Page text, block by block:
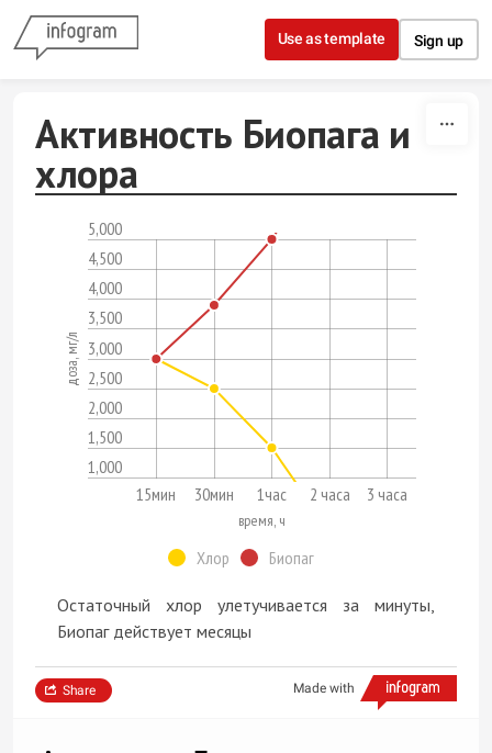
Skip to content
Use as template Sign up
Активность Биопага и
хлора
1,000
1,500
2,000
2,500
3,000
3,500
4,000
4,500
5,000
15мин 30мин 1час 2 часа 3 часа
доза, мг/л
время, ч
Хлор Биопаг
Остаточный хлор улетучивается за минуты,
Биопаг действует месяцы
Made with
Share